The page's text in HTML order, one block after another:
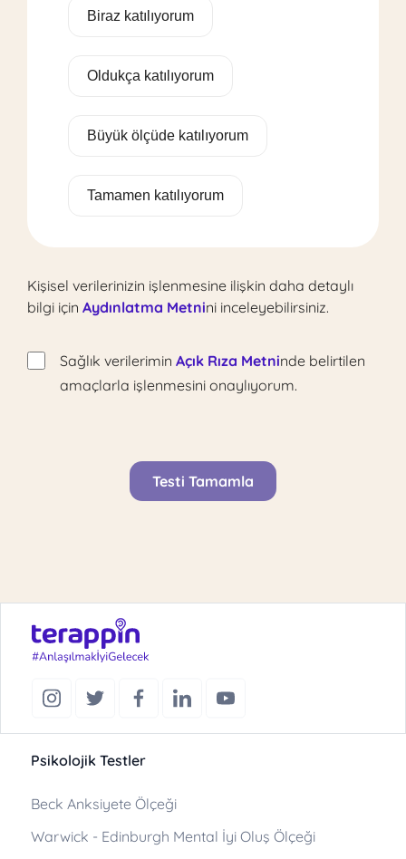
Biraz katılıyorum
Oldukça katılıyorum
Büyük ölçüde katılıyorum
Tamamen katılıyorum
Kişisel verilerinizin işlenmesine ilişkin daha detaylı
bilgi için Aydınlatma Metnini inceleyebilirsiniz.
Sağlık verilerimin Açık Rıza Metninde belirtilen
amaçlarla işlenmesini onaylıyorum.
Testi Tamamla
Psikolojik Testler
Beck Anksiyete Ölçeği
Warwick - Edinburgh Mental İyi Oluş Ölçeği